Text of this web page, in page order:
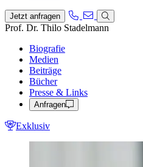
Jetzt anfragen
Prof. Dr. Thilo Stadelmann
Biografie
Medien
Beiträge
Bücher
Presse & Links
Anfragen
Exklusiv